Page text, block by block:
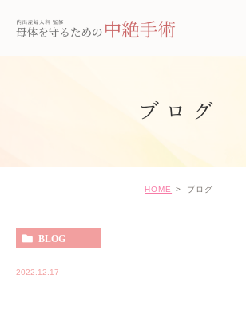
ブログ
HOME ブログ
BLOG
2022.12.17